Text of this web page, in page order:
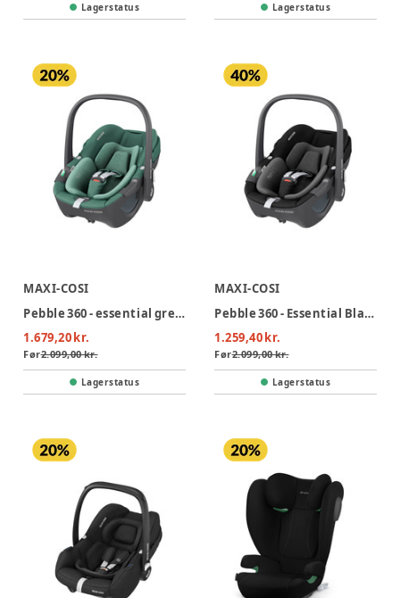
Lagerstatus Lagerstatus
MAXI-COSI
Pebble 360 - essential green
1.679,20 kr.
Før2.099,00 kr.
Lagerstatus
MAXI-COSI
Pebble 360 - Essential Black
1.259,40 kr.
Før2.099,00 kr.
Lagerstatus